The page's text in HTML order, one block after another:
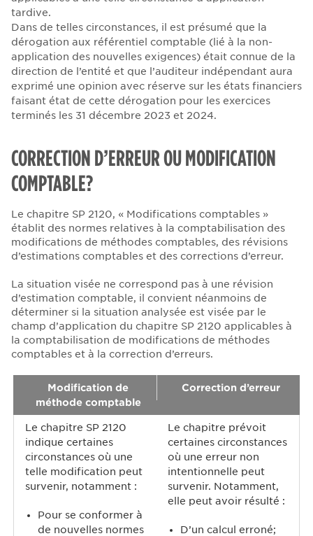
tardive.
Dans de telles circonstances, il est présumé que la
dérogation aux référentiel comptable (lié à la non-
application des nouvelles exigences) était connue de la
direction de l’entité et que l’auditeur indépendant aura
exprimé une opinion avec réserve sur les états financiers
faisant état de cette dérogation pour les exercices
terminés les 31 décembre 2023 et 2024.
CORRECTION D’ERREUR OU MODIFICATION
COMPTABLE?
Le chapitre SP 2120, « Modifications comptables »
établit des normes relatives à la comptabilisation des
modifications de méthodes comptables, des révisions
d’estimations comptables et des corrections d’erreur.
La situation visée ne correspond pas à une révision
d’estimation comptable, il convient néanmoins de
déterminer si la situation analysée est visée par le
champ d’application du chapitre SP 2120 applicables à
la comptabilisation de modifications de méthodes
comptables et à la correction d’erreurs.
Modification de
méthode comptable
Correction d’erreur
Le chapitre SP 2120
indique certaines
circonstances où une
telle modification peut
survenir, notamment :
Pour se conformer à
de nouvelles normes
Le chapitre prévoit
certaines circonstances
où une erreur non
intentionnelle peut
survenir. Notamment,
elle peut avoir résulté :
D’un calcul erroné;